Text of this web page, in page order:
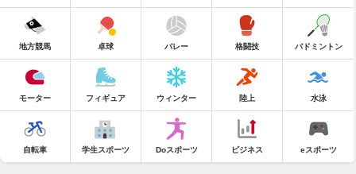
地方競馬 卓球 バレー 格闘技 バドミントン
モーター フィギュア ウィンター 陸上 水泳
自転車 学生スポーツ Doスポーツ ビジネス eスポーツ